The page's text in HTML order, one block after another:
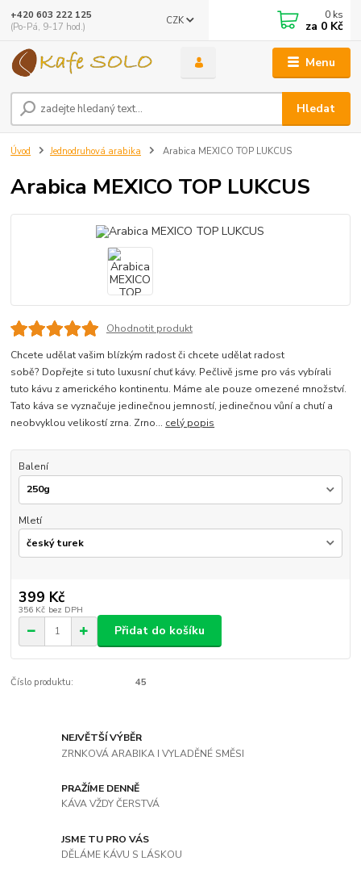
Menu
CZK
Hledat
+420 603 222 125
(Po-Pá, 9-17 hod.)
0 ks
za 0 Kč
Úvod Jednodruhová arabika Arabica MEXICO TOP LUKCUS
Arabica MEXICO TOP LUKCUS
Ohodnotit produkt
Chcete udělat vašim blízkým radost či chcete udělat radost
sobě? Dopřejte si tuto luxusní chuť kávy. Pečlivě jsme pro vás vybírali
tuto kávu z amerického kontinentu. Máme ale pouze omezené množství.
Tato káva se vyznačuje jedinečnou jemností, jedinečnou vůní a chutí a
neobvyklou velikostí zrna. Zrno... celý popis
Balení
Mletí
399 Kč
356 Kč bez DPH
Přidat do košíku
Číslo produktu: 45
NEJVĚTŠÍ VÝBĚR
ZRNKOVÁ ARABIKA I VYLADĚNÉ SMĚSI
PRAŽÍME DENNĚ
KÁVA VŽDY ČERSTVÁ
JSME TU PRO VÁS
DĚLÁME KÁVU S LÁSKOU